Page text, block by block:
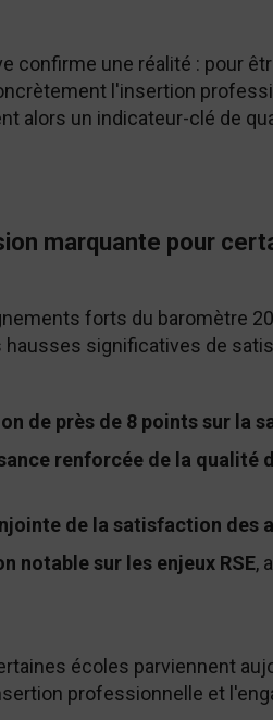
confirme une réalité : pour
l'insertion
alors un indicateur-clé de
marquante pour
forts du baromètre
significatives de
de près de 8 points sur la
renforcée de la qualité
de la satisfaction des
notable sur les enjeux RSE,
écoles parviennent
professionnelle et